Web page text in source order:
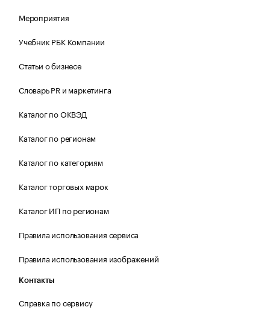
Мероприятия
Учебник РБК Компании
Статьи о бизнесе
Словарь PR и маркетинга
Каталог по ОКВЭД
Каталог по регионам
Каталог по категориям
Каталог торговых марок
Каталог ИП по регионам
Правила использования сервиса
Правила использования изображений
Контакты
Справка по сервису